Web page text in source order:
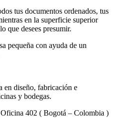
tus documentos ordenados, tus
en la superficie superior
que desees presumir.
pequeña con ayuda de un
en diseño, fabricación e
y bodegas.
402 ( Bogotá – Colombia )